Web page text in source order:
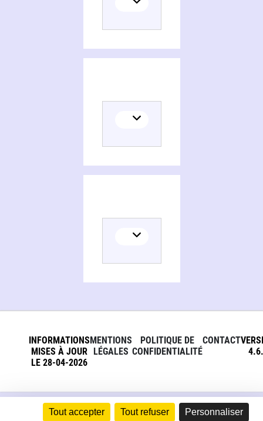
Tout accepter Tout refuser Personnaliser
INFORMATIONS
MISES À JOUR
LE 28-04-2026
MENTIONS
LÉGALES
POLITIQUE DE
CONFIDENTIALITÉ
CONTACT